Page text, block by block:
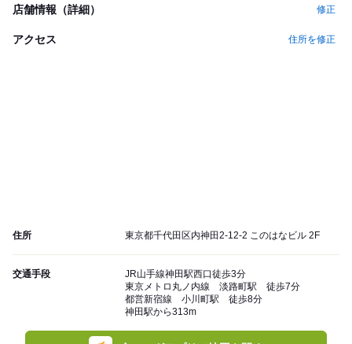
店舗情報（詳細） 修正
アクセス 住所を修正
住所 東京都千代田区内神田2-12-2 このはなビル 2F
交通手段
JR山手線神田駅西口徒歩3分
東京メトロ丸ノ内線 淡路町駅 徒歩7分
都営新宿線 小川町駅 徒歩8分
神田駅から313m